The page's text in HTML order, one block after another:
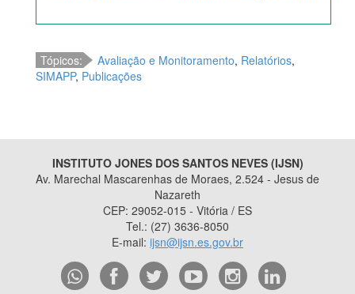
Tópicos: Avaliação e Monitoramento, Relatórios,
SIMAPP, Publicações
INSTITUTO JONES DOS SANTOS NEVES (IJSN)
Av. Marechal Mascarenhas de Moraes, 2.524 - Jesus de
Nazareth
CEP: 29052-015 - Vitória / ES
Tel.: (27) 3636-8050
E-mail: ijsn@ijsn.es.gov.br